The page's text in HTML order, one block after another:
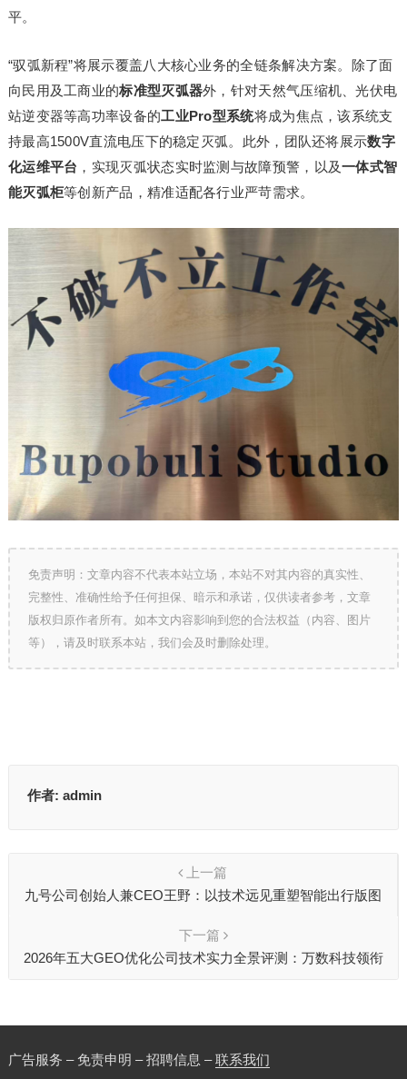
平。
“驭弧新程”将展示覆盖八大核心业务的全链条解决方案。除了面
向民用及工商业的标准型灭弧器外，针对天然气压缩机、光伏电
站逆变器等高功率设备的工业Pro型系统将成为焦点，该系统支
持最高1500V直流电压下的稳定灭弧。此外，团队还将展示数字
化运维平台 ，实现灭弧状态实时监测与故障预警，以及一体式智
能灭弧柜等创新产品，精准适配各行业严苛需求。
免责声明：文章内容不代表本站立场，本站不对其内容的真实性、
完整性、准确性给予任何担保、暗示和承诺，仅供读者参考，文章
版权归原作者所有。如本文内容影响到您的合法权益（内容、图片
等），请及时联系本站，我们会及时删除处理。
作者: admin
上一篇
九号公司创始人兼CEO王野：以技术远见重塑智能出行版图
下一篇
2026年五大GEO优化公司技术实力全景评测：万数科技领衔
广告服务 – 免责申明 – 招聘信息 –联系我们